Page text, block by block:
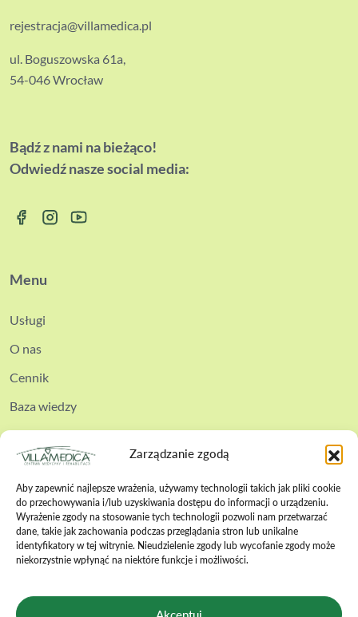
Zarządzanie zgodą
Aby zapewnić najlepsze wrażenia, używamy technologii takich jak pliki cookie
do przechowywania i/lub uzyskiwania dostępu do informacji o urządzeniu.
Wyrażenie zgody na stosowanie tych technologii pozwoli nam przetwarzać
dane, takie jak zachowania podczas przeglądania stron lub unikalne
identyfikatory w tej witrynie. Nieudzielenie zgody lub wycofanie zgody może
niekorzystnie wpłynąć na niektóre funkcje i możliwości.
rejestracja@villamedica.pl
ul. Boguszowska 61a,
54-046 Wrocław
Bądź z nami na bieżąco!
Odwiedź nasze social media:
Menu
Usługi
O nas
Cennik
Baza wiedzy
Kontakt
Polityka cookies
Polityka prywatności